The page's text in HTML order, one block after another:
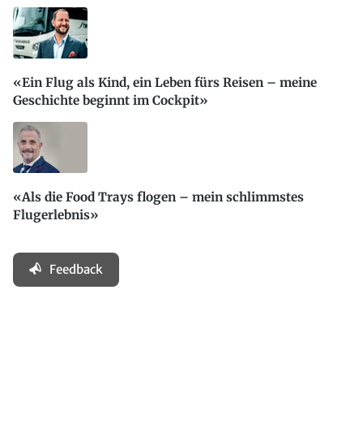
«Ein Flug als Kind, ein Leben fürs Reisen – meine
Geschichte beginnt im Cockpit»
«Als die Food Trays flogen – mein schlimmstes
Flugerlebnis»
Feedback